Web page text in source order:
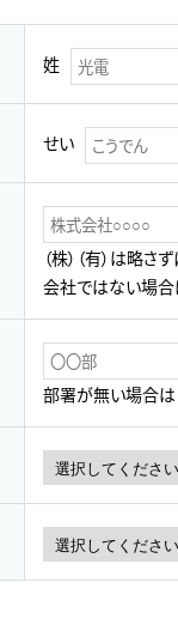
姓
せい
（株）（有）は略さ
会社ではない場合
部署が無い場合は